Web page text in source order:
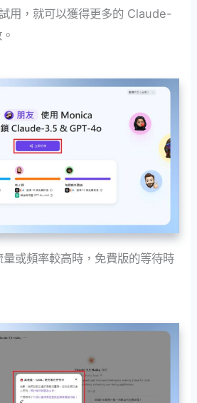
用，就可以獲得更多的 Claude-
或頻率較高時，免費版的等待時